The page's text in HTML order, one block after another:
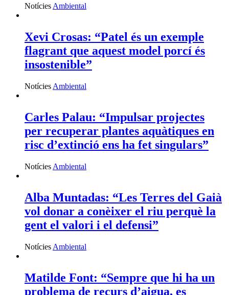
NotíciesAmbiental
Xevi Crosas: “Patel és un exemple
flagrant que aquest model porcí és
insostenible”
Notícies Ambiental
Carles Palau: “Impulsar projectes
per recuperar plantes aquàtiques en
risc d’extinció ens ha fet singulars”
Notícies Ambiental
Alba Muntadas: “Les Terres del Gaià
vol donar a conèixer el riu perquè la
gent el valori i el defensi”
Notícies Ambiental
Matilde Font: “Sempre que hi ha un
problema de recurs d’aigua, es